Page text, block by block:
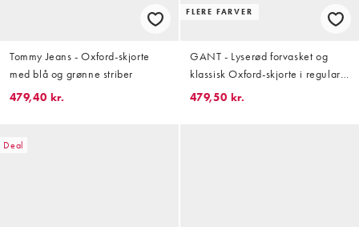
Tommy Jeans - Oxford-skjorte
med blå og grønne striber
479,40 kr.
FLERE FARVER
GANT - Lyserød forvasket og
klassisk Oxford-skjorte i regular
fit
479,50 kr.
Deal